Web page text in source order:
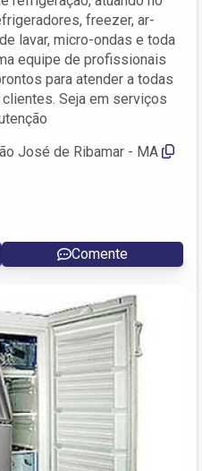
freezer, ar-
lavar, micro-ondas e toda
equipe de profissionais
para atender a todas
Seja em serviços
José de Ribamar - MA
Comente